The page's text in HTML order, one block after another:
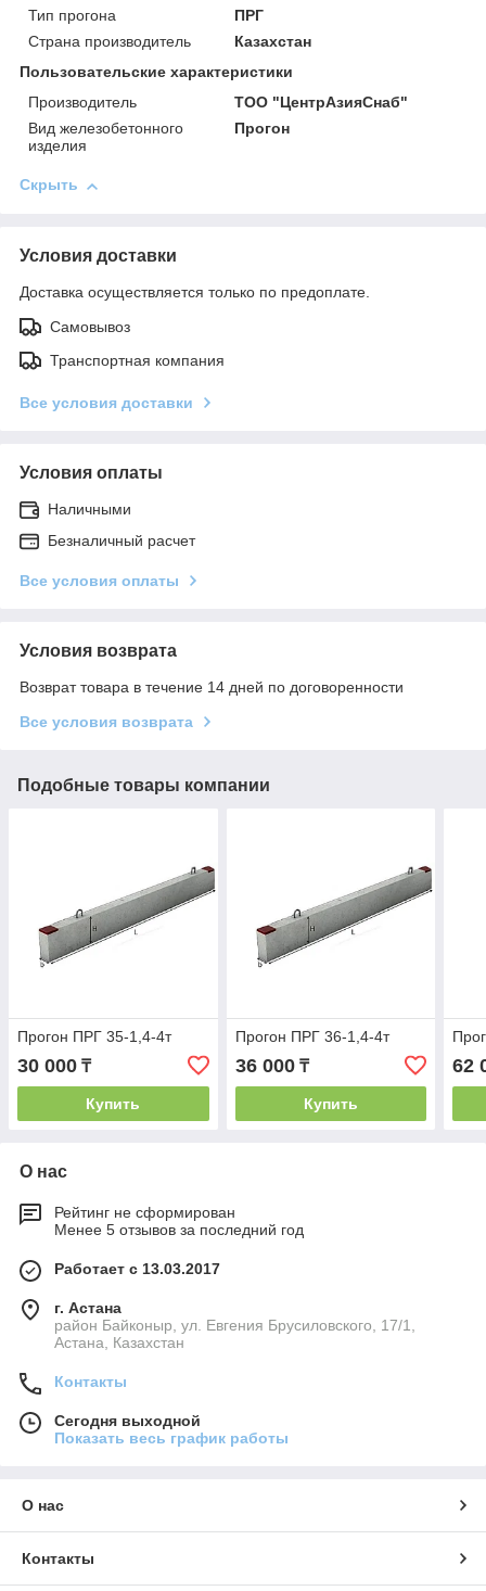
Тип прогона
ПРГ
Страна производитель
Казахстан
Пользовательские характеристики
Производитель
ТОО "ЦентрАзияСнаб"
Вид железобетонного
изделия
Прогон
Скрыть
Условия доставки
Доставка осуществляется только по предоплате.
Самовывоз
Транспортная компания
Все условия доставки
Условия оплаты
Наличными
Безналичный расчет
Все условия оплаты
Условия возврата
Возврат товара в течение 14 дней по договоренности
Все условия возврата
Подобные товары компании
Прогон ПРГ 35-1,4-4т
30 000 ₸
Купить
Прогон ПРГ 36-1,4-4т
36 000₸
Купить
62
О нас
Рейтинг не сформирован
Менее 5 отзывов за последний год
Работает с 13.03.2017
г. Астана
район Байконыр, ул. Евгения Брусиловского, 17/1,
Астана, Казахстан
Контакты
Сегодня выходной
Показать весь график работы
О нас
Контакты